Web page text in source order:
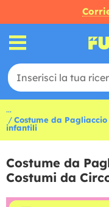
...
Costume da
infantili
Costume da
Costumi da